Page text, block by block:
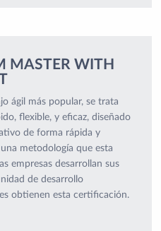
MASTER WITH
ágil más popular, se trata
flexible, y eficaz, diseñado
de forma rápida y
metodología que esta
empresas desarrollan sus
de desarrollo
obtienen esta certificación.